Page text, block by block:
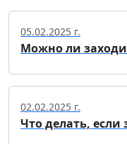
05.02.2025 г.
Можно ли
02.02.2025 г.
Что делать,